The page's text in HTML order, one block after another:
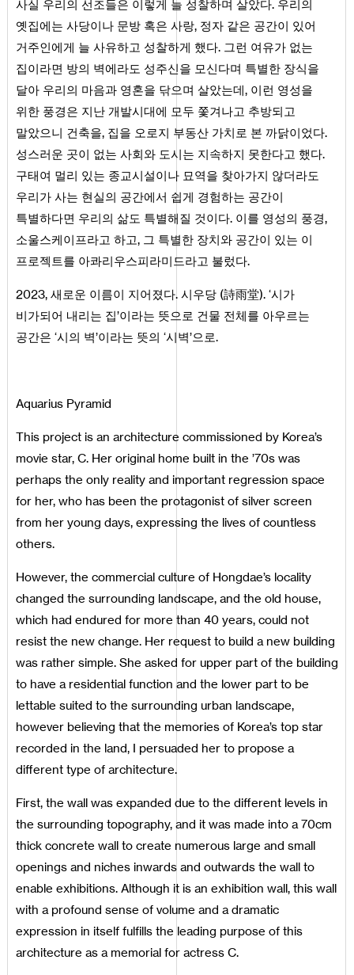
사실 우리의 선조들은 이렇게 늘 성찰하며 살았다. 우리의
옛집에는 사당이나 문방 혹은 사랑, 정자 같은 공간이 있어
거주인에게 늘 사유하고 성찰하게 했다. 그런 여유가 없는
집이라면 방의 벽에라도 성주신을 모신다며 특별한 장식을
달아 우리의 마음과 영혼을 닦으며 살았는데, 이런 영성을
위한 풍경은 지난 개발시대에 모두 쫓겨나고 추방되고
말았으니 건축을, 집을 오로지 부동산 가치로 본 까닭이었다.
성스러운 곳이 없는 사회와 도시는 지속하지 못한다고 했다.
구태여 멀리 있는 종교시설이나 묘역을 찾아가지 않더라도
우리가 사는 현실의 공간에서 쉽게 경험하는 공간이
특별하다면 우리의 삶도 특별해질 것이다. 이를 영성의 풍경,
소울스케이프라고 하고, 그 특별한 장치와 공간이 있는 이
프로젝트를 아콰리우스피라미드라고 불렀다.
2023, 새로운 이름이 지어졌다. 시우당 (詩雨堂). ‘시가
비가되어 내리는 집’이라는 뜻으로 건물 전체를 아우르는
공간은 ‘시의 벽’이라는 뜻의 ‘시벽’으로.
Aquarius Pyramid
This project is an architecture commissioned by Korea’s
movie star, C. Her original home built in the ’70s was
perhaps the only reality and important regression space
for her, who has been the protagonist of silver screen
from her young days, expressing the lives of countless
others.
However, the commercial culture of Hongdae’s locality
changed the surrounding landscape, and the old house,
which had endured for more than 40 years, could not
resist the new change. Her request to build a new building
was rather simple. She asked for upper part of the building
to have a residential function and the lower part to be
lettable suited to the surrounding urban landscape,
however believing that the memories of Korea’s top star
recorded in the land, I persuaded her to propose a
different type of architecture.
First, the wall was expanded due to the different levels in
the surrounding topography, and it was made into a 70cm
thick concrete wall to create numerous large and small
openings and niches inwards and outwards the wall to
enable exhibitions. Although it is an exhibition wall, this wall
with a profound sense of volume and a dramatic
expression in itself fulfills the leading purpose of this
architecture as a memorial for actress C.